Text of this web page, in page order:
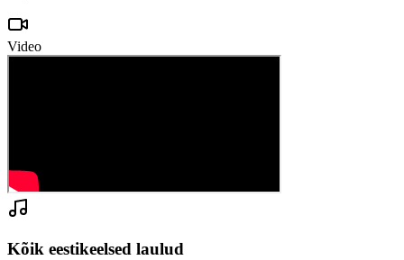
Video
Kõik eestikeelsed laulud